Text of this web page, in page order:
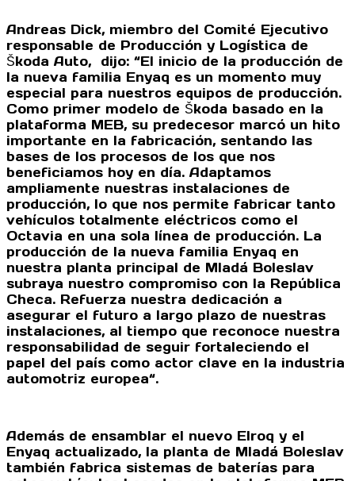
Andreas Dick, miembro del Comité Ejecutivo
responsable de Producción y Logística de
Škoda Auto, dijo: “El inicio de la producción de
la nueva familia Enyaq es un momento muy
especial para nuestros equipos de producción.
Como primer modelo de Škoda basado en la
plataforma MEB, su predecesor marcó un hito
importante en la fabricación, sentando las
bases de los procesos de los que nos
beneficiamos hoy en día. Adaptamos
ampliamente nuestras instalaciones de
producción, lo que nos permite fabricar tanto
vehículos totalmente eléctricos como el
Octavia en una sola línea de producción. La
producción de la nueva familia Enyaq en
nuestra planta principal de Mladá Boleslav
subraya nuestro compromiso con la República
Checa. Refuerza nuestra dedicación a
asegurar el futuro a largo plazo de nuestras
instalaciones, al tiempo que reconoce nuestra
responsabilidad de seguir fortaleciendo el
papel del país como actor clave en la industria
automotriz europea“.
Además de ensamblar el nuevo Elroq y el
Enyaq actualizado, la planta de Mladá Boleslav
también fabrica sistemas de baterías para